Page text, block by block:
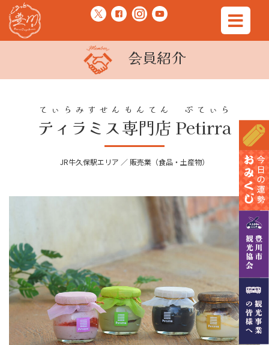
会員紹介
ティラミス専門店 Petirra
てぃらみすせんもんてん ぷてぃら
JR牛久保駅エリア ／ 販売業（食品・土産物）